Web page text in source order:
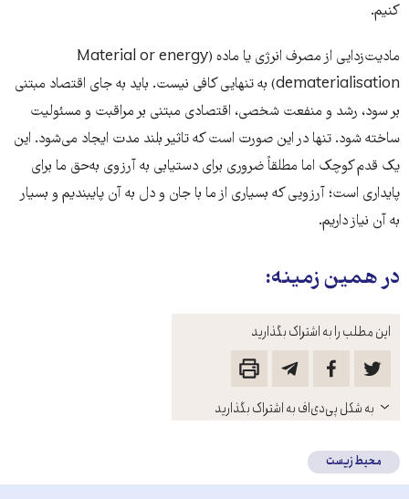
این مطلب را به اشتراک بگذارید
باز
کنید
به شکل پی‌دی‌اف به اشتراک بگذارید
کنیم.
مادیت‌زدایی از مصرف انرژی یا ماده (Material or energy
dematerialisation) به تنهایی کافی نیست. باید به جای اقتصاد مبتنی
بر سود، رشد و منفعت شخصی، اقتصادی مبتنی بر مراقبت و مسئولیت
ساخته شود. تنها در این صورت است که تاثیر بلند مدت ایجاد می‌شود. این
یک قدم کوچک اما مطلقاً ضروری برای دستیابی به آرزوی به‌حق ما برای
پایداری است؛ آرزویی که بسیاری از ما با جان و دل به آن پایبندیم و بسیار
به آن نیاز داریم.
در همین زمینه:
محیط زیست